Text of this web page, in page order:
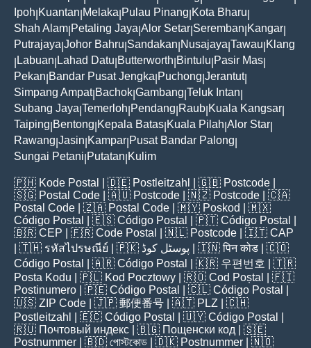
Ipoh Kuantan Melaka Pulau Pinang Kota Bharu
Shah Alam Petaling Jaya Alor Setar Seremban Kangar
Putrajaya Johor Bahru Sandakan Nusajaya Tawau Klang
Labuan Lahad Datu Butterworth Bintulu Pasir Mas
Pekan Bandar Pusat Jengka Puchong Jerantut|
Simpang Ampat| Bachok Gambang Teluk Intan
Subang Jaya Temerloh Pendang Raub Kuala Kangsar
Taiping Bentong Kepala Batas Kuala Pilah Alor Star
Rawang Jasin Kampar Pusat Bandar Palong
Sungai Petani Putatan Kulim
🇵🇭 Kode Postal | 🇩🇪 Postleitzahl | 🇬🇧 Postcode
🇸🇬 Postal Code | 🇦🇺 Postcode | 🇳🇿 Postcode | 🇨🇦
Postal Code | 🇿🇦 Postal Code | 🇲🇾 Poskod
| 🇲🇽
Código Postal
| 🇪🇸 Código Postal | 🇵🇹 Código Postal
🇧🇷 CEP | 🇫🇷 Code Postal | 🇳🇱 Postcode | 🇮🇹 CAP
| 🇹🇭 รหัสไปรษณีย์ | 🇵🇰 پوسٹل کوڈ | 🇮🇳पिन कोड | 🇨🇴
Código Postal
| 🇦🇷 Código Postal | 🇰🇷 우편번호
| 🇹🇷
Posta Kodu | 🇵🇱 Kod Pocztowy | 🇷🇴 Cod Poștal
| 🇫🇮
Postinumero | 🇵🇪 Código Postal | 🇨🇱 Código Postal
🇺🇸 ZIP Code | 🇯🇵 郵便番号 | 🇦🇹 PLZ | 🇨🇭
Postleitzahl
| 🇪🇨 Código Postal | 🇺🇾 Código Postal
🇷🇺 Почтовый индекс | 🇧🇬 Пощенски код | 🇸🇪
Postnummer | 🇧🇩 পোস্টকোড | 🇩🇰 Postnummer | 🇳🇴